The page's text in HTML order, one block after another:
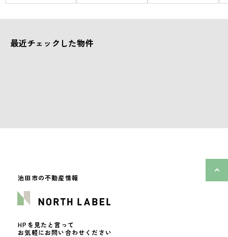
最近チェックした物件
池田市の不動産情報
HPを見たと言って
お気軽にお問い合わせください